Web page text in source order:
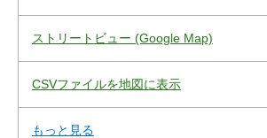
ストリートビュー (Google Map)
CSVファイルを地図に表示
もっと見る